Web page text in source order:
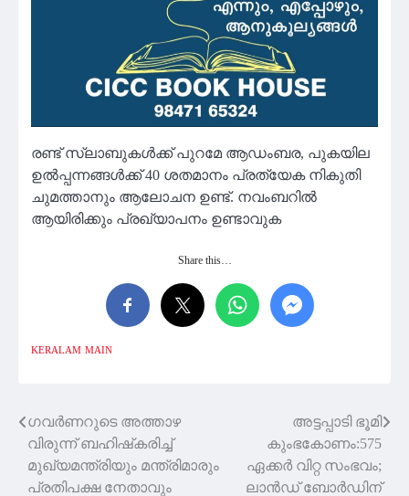
രണ്ട് സ്ലാബുകള്‍ക്ക് പുറമേ ആഡംബര, പുകയില
ഉല്‍പ്പന്നങ്ങള്‍ക്ക് 40 ശതമാനം പ്രത്യേക നികുതി
ചുമത്താനും ആലോചന ഉണ്ട്. നവംബറില്‍
ആയിരിക്കും പ്രഖ്യാപനം ഉണ്ടാവുക
Share this…
KERALAM MAIN
Post
navigation
ഗവര്‍ണറുടെ അത്താഴ
വിരുന്ന് ബഹിഷ്‌കരിച്ച്
മുഖ്യമന്ത്രിയും മന്ത്രിമാരും
പ്രതിപക്ഷ നേതാവും
അട്ടപ്പാടി ഭൂമി
കുംഭകോണം:575
ഏക്കർ വിറ്റ സംഭവം;
ലാൻഡ് ബോർഡിന്